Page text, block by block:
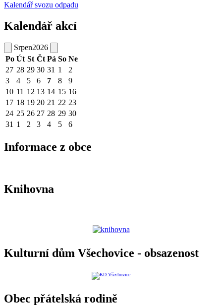
Kalendář svozu odpadu
Kalendář akcí
Srpen2026
Po Út St Čt Pá So Ne
27 28 29 30 31 1
2
3
4 5 6 7 8
9
10 11 12 13 14 15 16
17 18 19 20 21 22 23
24 25 26 27 28 29 30
31 1 2 3 4 5 6
Informace z obce
Knihovna
Kulturní dům Všechovice - obsazenost
Obec přátelská rodině